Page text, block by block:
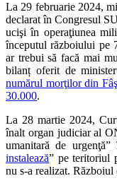
La 29 februarie 2024,
declarat în Congresul
ucişi în operaţiunea
începutul războiului pe
ar trebui să facă mai
bilanț oferit de
numărul morţilor din
30.000.
La 28 martie 2024,
înalt organ judiciar al
umanitară de
instalează” pe teritoriul
nu s-a realizat. Războiul